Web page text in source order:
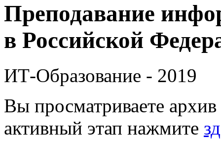
Преподавание
в Российской
ИТ-Образование - 2019
Вы просматриваете
активный этап нажмите